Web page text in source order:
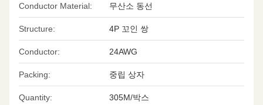
Conductor Material: 무산소 동선
Structure: 4P 꼬인 쌍
Conductor: 24AWG
Packing: 중립 상자
Quantity: 305M/박스